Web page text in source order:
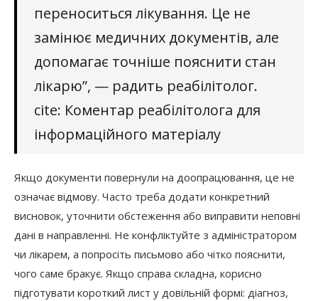
переноситься лікування. Це не
замінює медичних документів, але
допомагає точніше пояснити стан
лікарю”, — радить реабілітолог.
cite: Коментар реабілітолога для
інформаційного матеріалу
Якщо документи повернули на доопрацювання, це не
означає відмову. Часто треба додати конкретний
висновок, уточнити обстеження або виправити неповні
дані в направленні. Не конфліктуйте з адміністратором
чи лікарем, а попросіть письмово або чітко пояснити,
чого саме бракує. Якщо справа складна, корисно
підготувати короткий лист у довільній формі: діагноз,